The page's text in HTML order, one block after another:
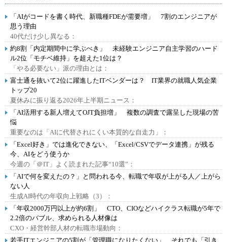
「AIがコードを書く時代、新職種FDEが需要増」 7割のエンジニアが
思う理由
40代だけ少し異なる：
約8割「内定期間中に学ぶべき」 未経験エンジニア自主学習のハード
ル2位「モチベ維持」を超えた1位は？
「やる必要ない」派の理由とは：
富士通を抜いて2位に躍進したITベンダーは？ IT業界の就職人気企業
トップ20
夏休みに振り返る2026年上半期ニュース：
「AI活用する新人増えてOJT負担増」 複数の調査で露呈した現場の苦
悩
重要なのは「AIに代替されにくい本質的な自走力」：
「Excel好き」では進化できない、「Excel/CSVでデータ連携」が残る
今、AIをどう使うか
今週の「＠IT」よく読まれた記事“10選”：
「AIで何を変えたの？」と問われる今、転職で年収が上がる人／上がら
ない人
生成AI時代の年収向上戦略（3）：
「年収2000万円以上が約6割」 CTO、CIOなどハイクラス転職が5年で
2.2倍のバブル、求められる人材像は
CXO・経営幹部人材の転職市場動向：
若手ITエンジニアの5割が「管理職になりたくない」 それでも「引き